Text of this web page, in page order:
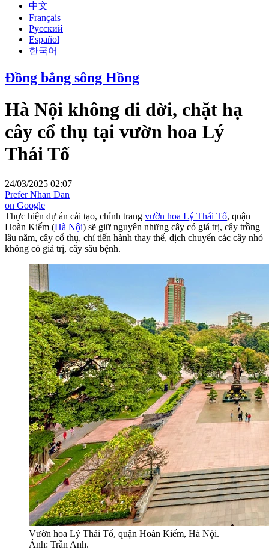
中文
Français
Русский
Español
한국어
Đồng bằng sông Hồng
Hà Nội không di dời, chặt hạ
cây cổ thụ tại vườn hoa Lý
Thái Tổ
24/03/2025 02:07
Prefer Nhan Dan
on Google
Thực hiện dự án cải tạo, chỉnh trang vườn hoa Lý Thái Tổ, quận
Hoàn Kiếm (Hà Nội) sẽ giữ nguyên những cây có giá trị, cây trồng
lâu năm, cây cổ thụ, chỉ tiến hành thay thế, dịch chuyển các cây nhỏ
không có giá trị, cây sâu bệnh.
Vườn hoa Lý Thái Tổ, quận Hoàn Kiếm, Hà Nội.
Ảnh: Trần Anh.